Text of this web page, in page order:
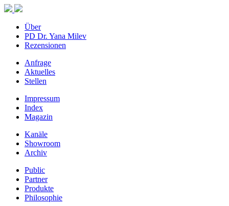
Über
PD Dr. Yana Milev
Rezensionen
Anfrage
Aktuelles
Stellen
Impressum
Index
Magazin
Kanäle
Showroom
Archiv
Public
Partner
Produkte
Philosophie